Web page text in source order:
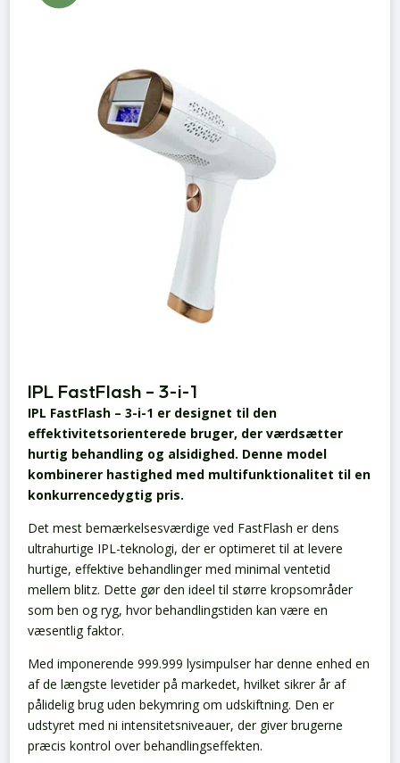
IPL FastFlash – 3-i-1
IPL FastFlash – 3-i-1 er designet til den
effektivitetsorienterede bruger, der værdsætter
hurtig behandling og alsidighed. Denne model
kombinerer hastighed med multifunktionalitet til en
konkurrencedygtig pris.
Det mest bemærkelsesværdige ved FastFlash er dens
ultrahurtige IPL-teknologi, der er optimeret til at levere
hurtige, effektive behandlinger med minimal ventetid
mellem blitz. Dette gør den ideel til større kropsområder
som ben og ryg, hvor behandlingstiden kan være en
væsentlig faktor.
Med imponerende 999.999 lysimpulser har denne enhed en
af de længste levetider på markedet, hvilket sikrer år af
pålidelig brug uden bekymring om udskiftning. Den er
udstyret med ni intensitetsniveauer, der giver brugerne
præcis kontrol over behandlingseffekten.